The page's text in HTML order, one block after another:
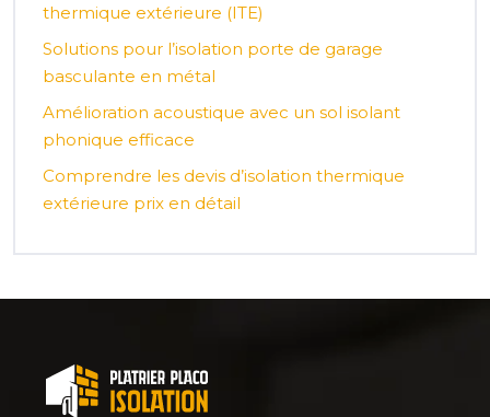
thermique extérieure (ITE)
Solutions pour l’isolation porte de garage
basculante en métal
Amélioration acoustique avec un sol isolant
phonique efficace
Comprendre les devis d’isolation thermique
extérieure prix en détail